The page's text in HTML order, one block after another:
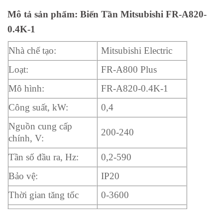
Mô tả sản phẩm: Biến Tần Mitsubishi FR-A820-
0.4K-1
Nhà chế tạo:
Mitsubishi Electric
Loạt:
FR-A800 Plus
Mô hình:
FR-A820-0.4K-1
Công suất, kW:
0,4
Nguồn cung cấp
chính, V:
200-240
Tần số đầu ra, Hz:
0,2-590
Bảo vệ:
IP20
Thời gian tăng tốc
0-3600